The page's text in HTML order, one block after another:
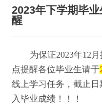
2023年下学期毕
醒
为保证2023年12
点提醒各位毕业生请于
线上学习任务，截止
入毕业成绩！！！